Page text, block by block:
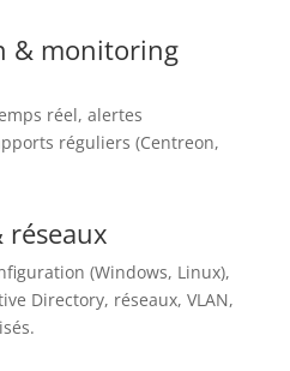
& monitoring
réel, alertes
réguliers (Centreon,
réseaux
(Windows, Linux),
Directory, réseaux, VLAN,